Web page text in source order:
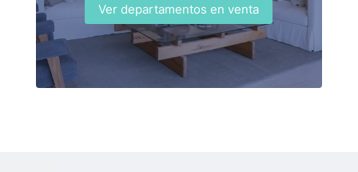
Ver departamentos en venta